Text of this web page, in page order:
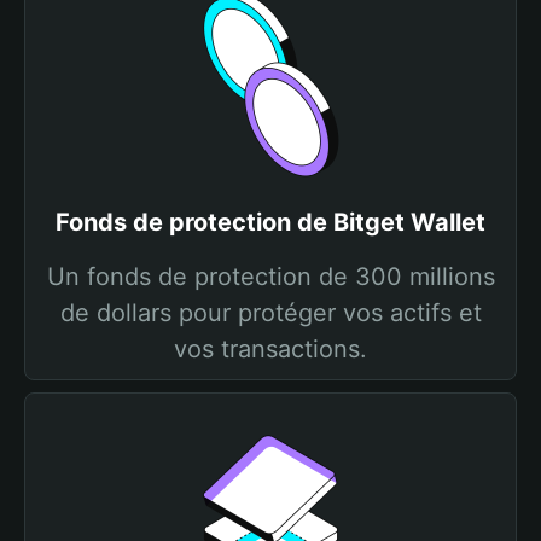
Fonds de protection de Bitget Wallet
Un fonds de protection de 300 millions
de dollars pour protéger vos actifs et
vos transactions.